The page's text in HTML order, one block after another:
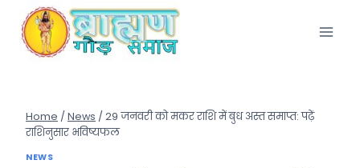
content
Home / News / 29 जनवरी को मकर राशि में बुध अस्त समाप्त: पढ़ें
राशिनुसार भविष्यफल
NEWS